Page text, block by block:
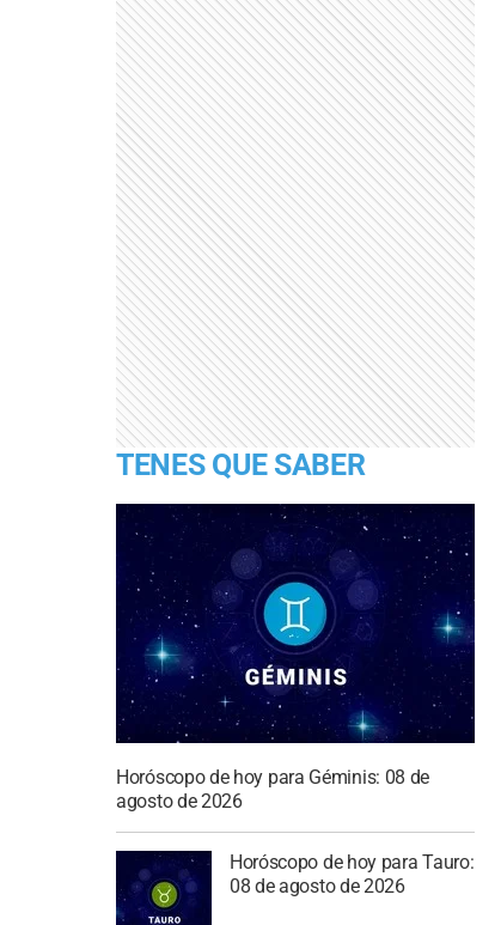
TENES QUE SABER
Horóscopo de hoy para Géminis: 08 de
agosto de 2026
Horóscopo de hoy para Tauro:
08 de agosto de 2026